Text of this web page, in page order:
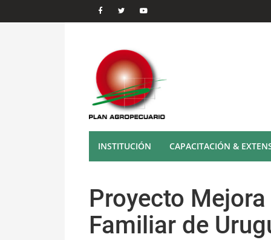
INSTITUCIÓN CAPACITACIÓN &
Proyecto
Familiar de